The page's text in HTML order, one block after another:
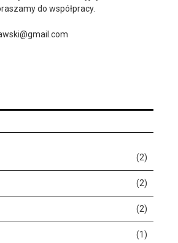
do współpracy.
(2)
(2)
(2)
(1)